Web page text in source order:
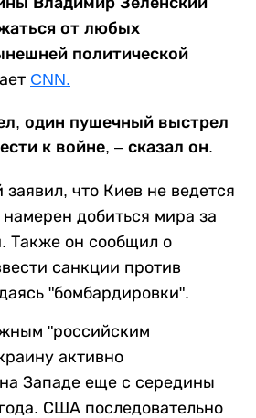
от любых
политической
CNN.
один пушечный выстрел
к войне, – сказал он.
что Киев не ведется
добиться мира за
Также он сообщил о
санкции против
"бомбардировки".
"российским
активно
Западе еще с середины
США последовательно